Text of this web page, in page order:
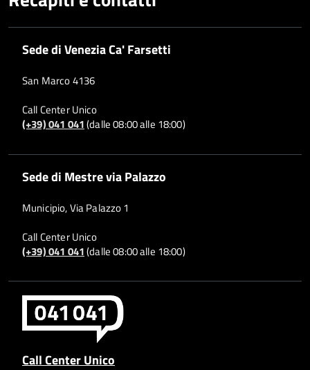
Sede di Venezia Ca' Farsetti
San Marco 4136
Call Center Unico
(+39) 041 041(dalle 08:00 alle 18:00)
Sede di Mestre via Palazzo
Municipio, Via Palazzo 1
Call Center Unico
(+39) 041 041(dalle 08:00 alle 18:00)
Call Center Unico